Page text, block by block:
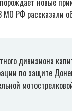
РФ рассказали
дивизиона
по защите